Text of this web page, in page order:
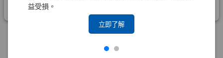
益受損。
立即了解